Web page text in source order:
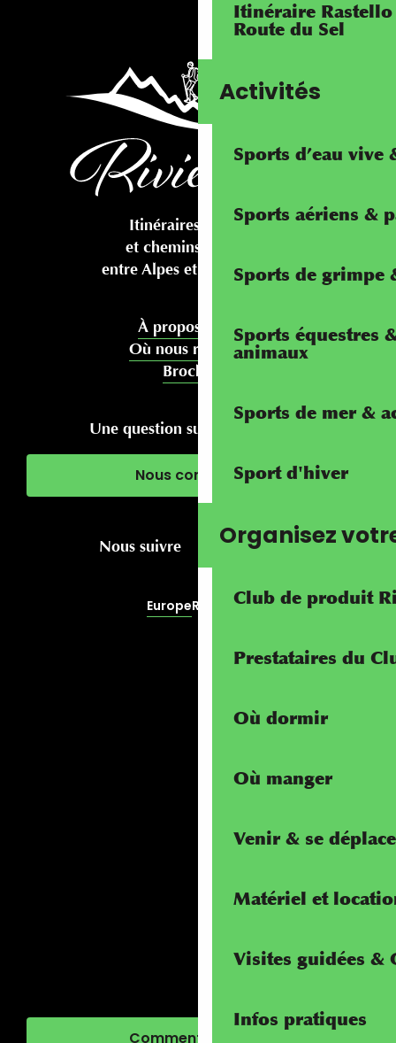
Itinéraire
Route du Sel
Activités
Sports d’eau vive
Sports aériens &
Sports de grimpe
Sports équestres
animaux
Sports de mer &
Sport d'hiver
Organisez
Club de produit
Prestataires du
Où dormir
Où manger
Venir & se
Matériel et
Visites guidées &
Infos pratiques
Itinéraires cyclables
et chemins pédestres
entre Alpes et Méditerranée
À propos de nous
Où nous rencontrer
Brochures
Une question sur votre séjour ?
Nous contacter
Nous suivre
EuropeRivierALP
Comment venir ?